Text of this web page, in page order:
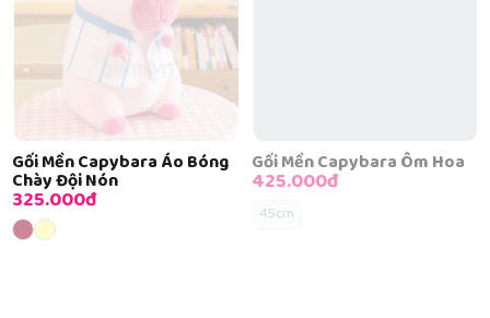
Gối Mền Capybara Áo Bóng
Chày Đội Nón
325.000đ
Gối Mền Capybara Ôm Hoa
425.000đ
45cm